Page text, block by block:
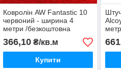
Ковролін AW Fantastic 10
червоний - ширина 4
метри /безкоштовна
доставка/
366,10₴/кв.м
Купити